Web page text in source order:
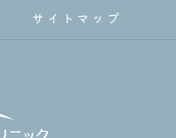
サイトマップ